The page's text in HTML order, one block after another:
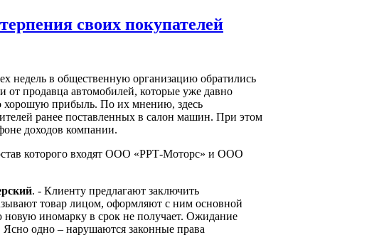
своих покупателей
в общественную организацию обратились
от продавца автомобилей, которые уже давно
хорошую прибыль. По их мнению, здесь
ранее поставленных в салон машин. При этом
доходов компании.
которого входят ООО «РРТ-Моторс» и ООО
. - Клиенту предлагают заключить
товар лицом, оформляют с ним основной
новую иномарку в срок не получает. Ожидание
Ясно одно – нарушаются законные права